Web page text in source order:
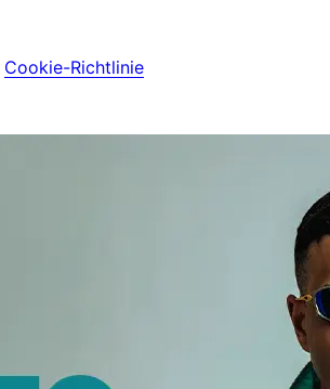
Cookie-Richtlinie